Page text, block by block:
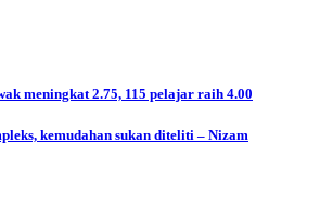
meningkat 2.75, 115 pelajar raih 4.00
kemudahan sukan diteliti – Nizam